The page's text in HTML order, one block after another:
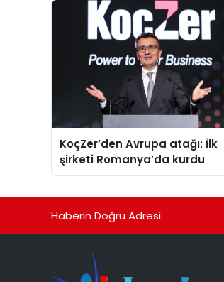
KoçZer’den Avrupa atağı: İlk
şirketi Romanya’da kurdu
Haberin Doğru Adresi